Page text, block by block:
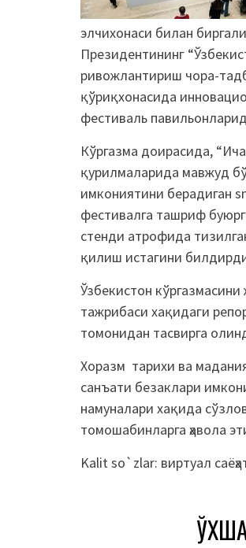
элчихонаси билан
Президентининг
ривожлантириш чора-
қўриқхонасида
фестиваль
Кўргазма доирасида,
қурилмаларида мавжуд
имкониятини берадиган
фестивалга ташриф
стенди атрофида
қилиш истагини
Ўзбекистон
тажрибаси хақидаги
томонидан тасвирга
Хоразм тарихи ва
санъати безаклари
намуналари хақида
томошабинларга ҳавола
Kalit so`zlar: виртуал